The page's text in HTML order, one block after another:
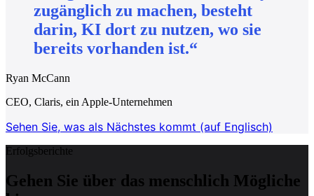
zugänglich zu machen, besteht
darin, KI dort zu nutzen, wo sie
bereits vorhanden ist.“
Ryan McCann
CEO, Claris, ein Apple-Unternehmen
Sehen Sie, was als Nächstes kommt (auf Englisch)
Erfolgsberichte
Gehen Sie über das menschlich Mögliche